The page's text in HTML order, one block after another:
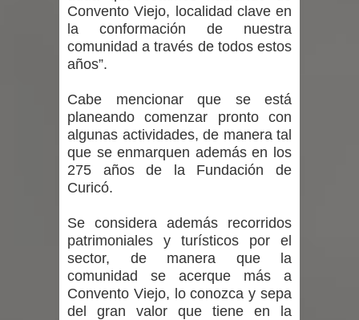
con nuevas pantallas interactivas del
Colegio El Boldo
proceso de vacunación escolar
Se activa Código Azul en Talca ante
las bajas temperaturas
nacional en gasto por viajes y
traslados con $133 millones
Dos internos intentaron escapar por
Convento Viejo, localidad clave en
la conformación de nuestra
comunidad a través de todos estos
años”.
Cabe mencionar que se está
planeando comenzar pronto con
algunas actividades, de manera tal
que se enmarquen además en los
275 años de la Fundación de
Curicó.
Se considera además recorridos
patrimoniales y turísticos por el
sector, de manera que la
comunidad se acerque más a
Convento Viejo, lo conozca y sepa
del gran valor que tiene en la